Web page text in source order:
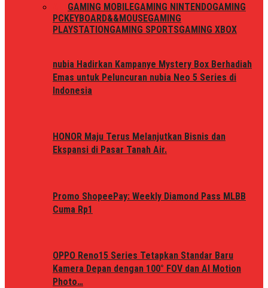
GAMING MOBILEGAMING NINTENDOGAMING
PCKEYBOARD&&MOUSEGAMING
PLAYSTATIONGAMING SPORTSGAMING XBOX
nubia Hadirkan Kampanye Mystery Box Berhadiah
Emas untuk Peluncuran nubia Neo 5 Series di
Indonesia
HONOR Maju Terus Melanjutkan Bisnis dan
Ekspansi di Pasar Tanah Air.
Promo ShopeePay: Weekly Diamond Pass MLBB
Cuma Rp1
OPPO Reno15 Series Tetapkan Standar Baru
Kamera Depan dengan 100° FOV dan AI Motion
Photo…